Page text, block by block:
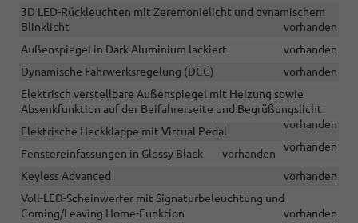
3D LED-Rückleuchten mit Zeremonielicht und dynamischem
Blinklicht
vorhanden
Außenspiegel in Dark Aluminium lackiert
vorhanden
Dynamische Fahrwerksregelung (DCC)
vorhanden
Elektrisch verstellbare Außenspiegel mit Heizung sowie
Absenkfunktion auf der Beifahrerseite und Begrüßungslicht
vorhanden
Elektrische Heckklappe mit Virtual Pedal
vorhanden
Fenstereinfassungen in Glossy Black
vorhanden
Keyless Advanced
vorhanden
Voll-LED-Scheinwerfer mit Signaturbeleuchtung und
Coming/Leaving Home-Funktion
vorhanden